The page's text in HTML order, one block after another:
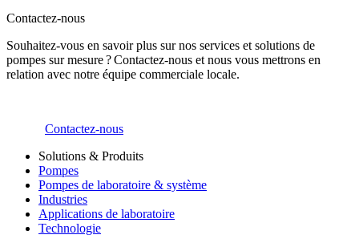
Contactez-nous
Souhaitez-vous en savoir plus sur nos services et solutions de
pompes sur mesure ? Contactez-nous et nous vous mettrons en
relation avec notre équipe commerciale locale.
Contactez-nous
Solutions & Produits
Pompes
Pompes de laboratoire & système
Industries
Applications de laboratoire
Technologie